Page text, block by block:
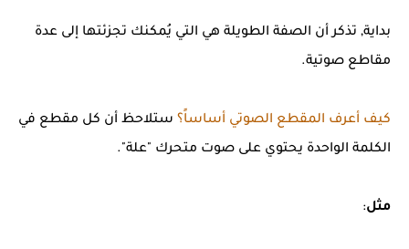
بداية, تذكر أن الصفة الطويلة هي التي يُمكنك تجزئتها إلى عدة
مقاطع صوتية.
كيف أعرف المقطع الصوتي أساساً؟ ستلاحظ أن كل مقطع في
الكلمة الواحدة يحتوي على صوت متحرك "علة".
مثل: